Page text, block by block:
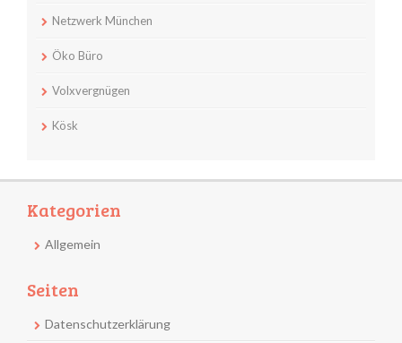
Netzwerk München
Öko Büro
Volxvergnügen
Kösk
Kategorien
Allgemein
Seiten
Datenschutzerklärung